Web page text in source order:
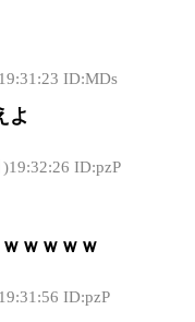
ID:MDs
よ
ID:pzP
ｗｗｗｗ
ID:pzP